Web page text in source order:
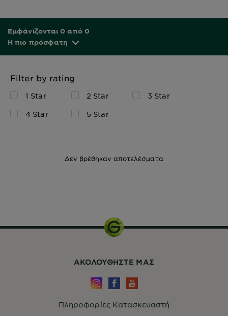
Εμφάνίζονται 0 από 0
Η πιο πρόσφατη
Filter by rating
1 Star 2 Star
3 Star
4 Star
5 Star
Δεν βρέθηκαν αποτελέσματα
ΑΚΟΛΟΥΘHΣΤΕ ΜΑΣ
Πληροφορίες Κατασκευαστή